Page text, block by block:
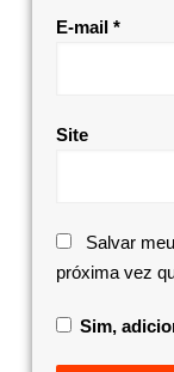
E-mail *
Site
Salvar
próxima vez
Sim,